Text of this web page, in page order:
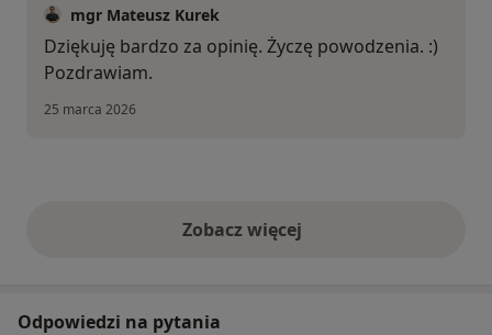
mgr Mateusz Kurek
Dziękuję bardzo za opinię. Życzę powodzenia. :)
Pozdrawiam.
25 marca 2026
Zobacz więcejopinie powyżej
Odpowiedzi na pytania